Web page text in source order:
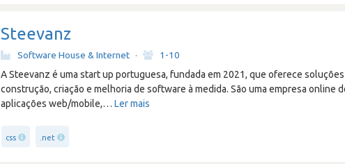
Steevanz
Software House & Internet ·
1-10
A Steevanz é uma start up portuguesa, fundada em 2021, que oferece
construção, criação e melhoria de software à medida. São uma empresa online
aplicações web/mobile,…Ler mais
css .net